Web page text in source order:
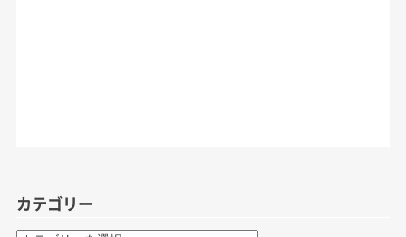
カテゴリー